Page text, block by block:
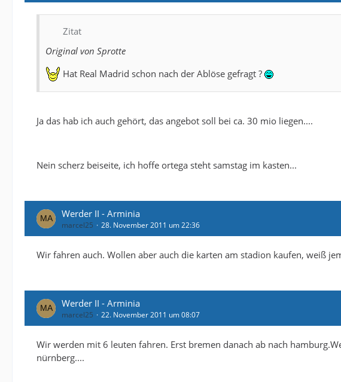
Zitat
Original von Sprotte
Hat Real Madrid schon nach der Ablöse gefragt ?
Ja das hab ich auch gehört, das angebot soll bei ca. 30 mio liegen....
Nein scherz beiseite, ich hoffe ortega steht samstag im kasten...
Werder II - Arminia
marcel25 28. November 2011 um 22:36
Wir fahren auch. Wollen aber auch die karten am stadion kaufen, weiß
Werder II - Arminia
marcel25 22. November 2011 um 08:07
Wir werden mit 6 leuten fahren. Erst bremen danach ab nach
nürnberg....